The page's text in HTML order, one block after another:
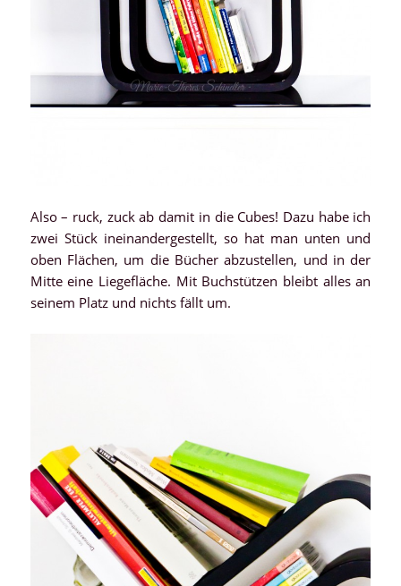
Also – ruck, zuck ab damit in die Cubes! Dazu habe ich
zwei Stück ineinandergestellt, so hat man unten und
oben Flächen, um die Bücher abzustellen, und in der
Mitte eine Liegefläche. Mit Buchstützen bleibt alles an
seinem Platz und nichts fällt um.